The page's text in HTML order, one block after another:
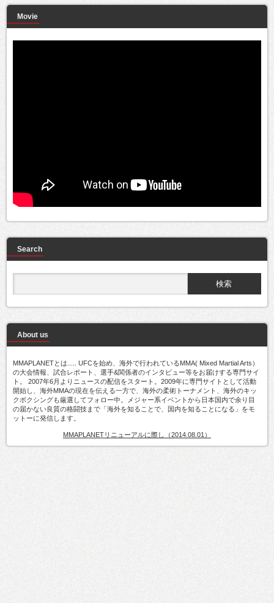
Movie
Search
About us
MMAPLANETとは..... UFCを始め、海外で行われているMMA( Mixed Martial Arts）
の大会情報、試合レポート、選手&関係者のインタビュー等をお届けする専門サイ
ト。 2007年6月よりニュースの配信をスタート。2009年に専門サイトとして活動
開始し、海外MMAの現在を伝える一方で、海外の柔術トーナメント、海外のキッ
クボクシングも厳選してフォロー中。メジャー系イベントから日本国内で余り目
の届かない良質の格闘技まで「海外を知ることで、国内を知ることになる」をモ
ットーに発信します。
MMAPLANETリニューアルに際し（2014.08.01）